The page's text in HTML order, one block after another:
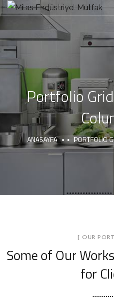
Portfolio
ANASAYFA PORTFOLIO
[ OUR
Some of Our Works
for